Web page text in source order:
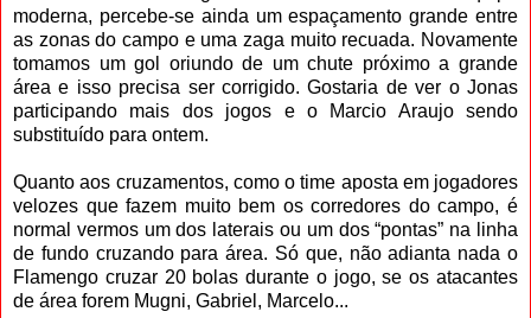
moderna, percebe-se ainda um espaçamento grande entre
as zonas do campo e uma zaga muito recuada. Novamente
tomamos um gol oriundo de um chute próximo a grande
área e isso precisa ser corrigido. Gostaria de ver o Jonas
participando mais dos jogos e o Marcio Araujo sendo
substituído para ontem.
Quanto aos cruzamentos, como o time aposta em jogadores
velozes que fazem muito bem os corredores do campo, é
normal vermos um dos laterais ou um dos “pontas” na linha
de fundo cruzando para área. Só que, não adianta nada o
Flamengo cruzar 20 bolas durante o jogo, se os atacantes
de área forem Mugni, Gabriel, Marcelo...